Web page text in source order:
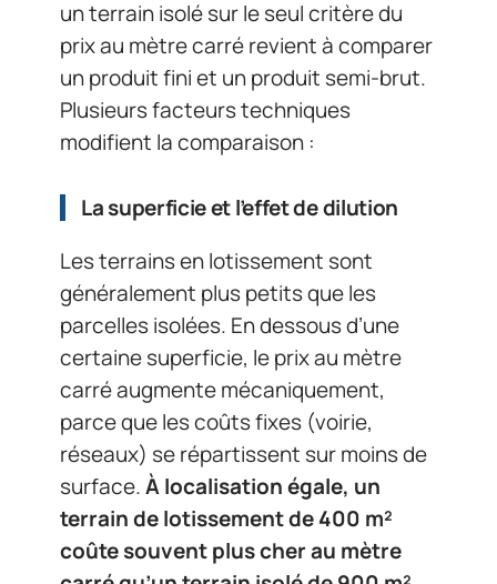
un terrain isolé sur le seul critère du
prix au mètre carré revient à comparer
un produit fini et un produit semi-brut.
Plusieurs facteurs techniques
modifient la comparaison :
La superficie et l’effet de dilution
Les terrains en lotissement sont
généralement plus petits que les
parcelles isolées. En dessous d’une
certaine superficie, le prix au mètre
carré augmente mécaniquement,
parce que les coûts fixes (voirie,
réseaux) se répartissent sur moins de
surface.À localisation égale, un
terrain de lotissement de 400 m²
coûte souvent plus cher au mètre